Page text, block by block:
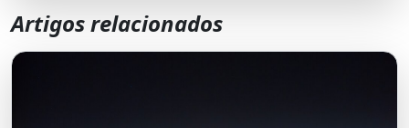
Artigos relacionados